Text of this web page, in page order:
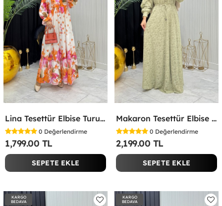
Lina Tesettür Elbise Turuncu Turuncu
0 Değerlendirme
1,799.00 TL
SEPETE EKLE
Makaron Tesettür Elbise Yeşil Yeşil
0 Değerlendirme
2,199.00 TL
SEPETE EKLE
KARGO
BEDAVA
KARGO
BEDAVA